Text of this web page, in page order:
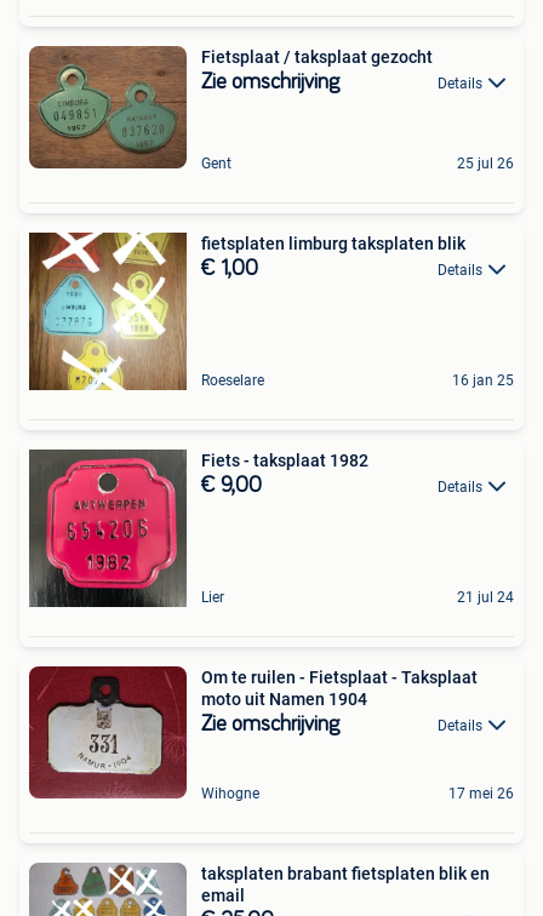
Fietsplaat / taksplaat gezocht
Zie omschrijving Details
Gent 25 jul 26
fietsplaten limburg taksplaten blik
€ 1,00 Details
Roeselare 16 jan 25
Fiets - taksplaat 1982
€ 9,00 Details
Lier 21 jul 24
Om te ruilen - Fietsplaat - Taksplaat
moto uit Namen 1904
Zie omschrijving Details
Wihogne 17 mei 26
taksplaten brabant fietsplaten blik en
email